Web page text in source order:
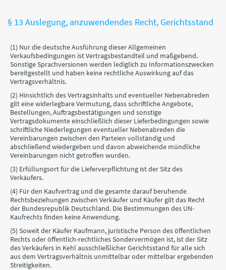
§ 13 Auslegung, anzuwendendes Recht, Gerichtsstand
(1) Nur die deutsche Ausführung dieser Allgemeinen
Verkaufsbedingungen ist Vertragsbestandteil und maßgebend.
Sonstige Sprachversionen werden lediglich zu Informationszwecken
bereitgestellt und haben keine rechtliche Auswirkung auf das
Vertragsverhältnis.
(2) Hinsichtlich des Vertragsinhalts und eventueller Nebenabreden
gilt eine widerlegbare Vermutung, dass schriftliche Angebote,
Bestellungen, Auftragsbestätigungen und sonstige
Vertragsdokumente einschließlich dieser Lieferbedingungen sowie
schriftliche Niederlegungen eventueller Nebenabreden die
Vereinbarungen zwischen den Parteien vollständig und
abschließend wiedergeben und davon abweichende mündliche
Vereinbarungen nicht getroffen wurden.
(3) Erfüllungsort für die Lieferverpflichtung ist der Sitz des
Verkäufers.
(4) Für den Kaufvertrag und die gesamte darauf beruhende
Rechtsbeziehungen zwischen Verkäufer und Käufer gilt das Recht
der Bundesrepublik Deutschland. Die Bestimmungen des UN-
Kaufrechts finden keine Anwendung.
(5) Soweit der Käufer Kaufmann, juristische Person des öffentlichen
Rechts oder öffentlich-rechtliches Sondervermögen ist, ist der Sitz
des Verkäufers in Kehl ausschließlicher Gerichtsstand für alle sich
aus dem Vertragsverhältnis unmittelbar oder mittelbar ergebenden
Streitigkeiten.